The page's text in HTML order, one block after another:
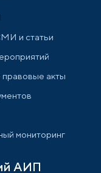
и статьи
акты
мониторинг
АИП